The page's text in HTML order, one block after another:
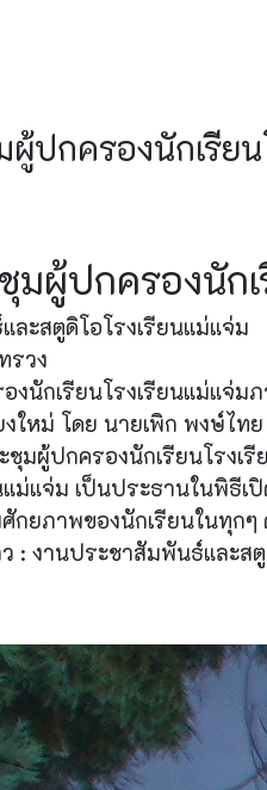
ปกครองนักเรีย
ผู้ปกครองนัก
ะสตูดิโอโรงเรียนแม่แจ่ม
รวง
นักเรียนโรงเรียนแม่แจ่ม
ใหม่ โดย นายเพิก พงษ์ไท
ชุมผู้ปกครองนักเรียนโรง
ม่แจ่ม เป็นประธานในพิธีเ
ศักยภาพของนักเรียนในทุ
: งานประชาสัมพันธ์และส